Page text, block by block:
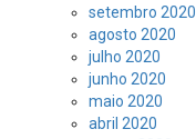
setembro 2020
agosto 2020
julho 2020
junho 2020
maio 2020
abril 2020